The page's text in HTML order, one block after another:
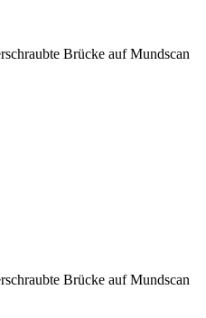
Brücke auf Mundscan
Brücke auf Mundscan